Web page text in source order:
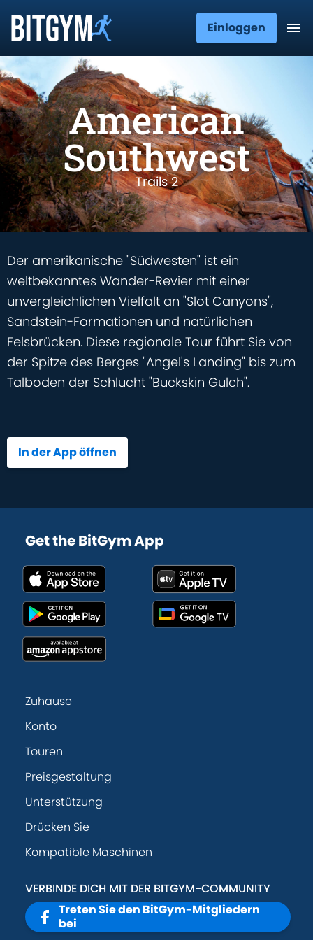
Einloggen
American
Southwest
Trails 2
Der amerikanische "Südwesten" ist ein
weltbekanntes Wander-Revier mit einer
unvergleichlichen Vielfalt an "Slot Canyons",
Sandstein-Formationen und natürlichen
Felsbrücken. Diese regionale Tour führt Sie von
der Spitze des Berges "Angel's Landing" bis zum
Talboden der Schlucht "Buckskin Gulch".
In der App öffnen
Get the BitGym App
Zuhause
Konto
Touren
Preisgestaltung
Unterstützung
Drücken Sie
Kompatible Maschinen
VERBINDE DICH MIT DER BITGYM-COMMUNITY
Treten Sie den BitGym-Mitgliedern
bei